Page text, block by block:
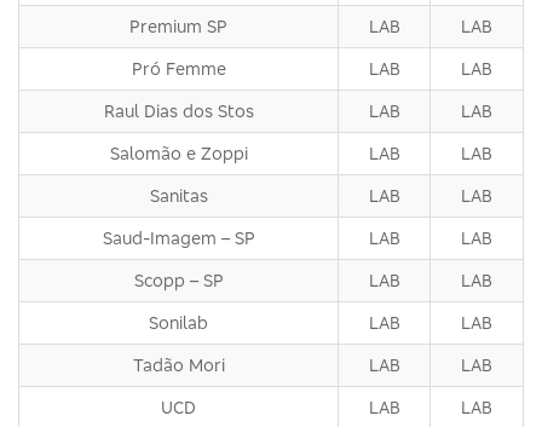
Premium SP LAB LAB
Pró Femme LAB LAB
Raul Dias dos Stos LAB LAB
Salomão e Zoppi LAB LAB
Sanitas LAB LAB
Saud-Imagem – SP LAB LAB
Scopp – SP LAB LAB
Sonilab LAB LAB
Tadão Mori LAB LAB
UCD LAB LAB